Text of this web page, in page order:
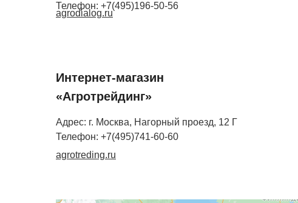
Телефон: +7(495)196-50-56
agrodialog.ru
Адрес: г. Москва, Нагорный проезд, 12 Г
Телефон: +7(495)741-60-60
Интернет-магазин
«Агротрейдинг»
agrotreding.ru